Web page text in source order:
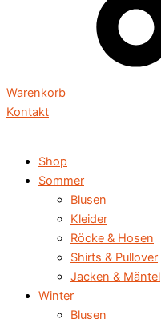
Warenkorb
Kontakt
Shop
Sommer
Blusen
Kleider
Röcke & Hosen
Shirts & Pullover
Jacken & Mäntel
Winter
Blusen